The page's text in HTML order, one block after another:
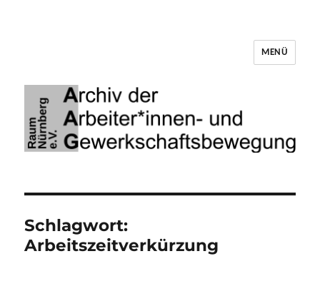
Gewerkschaftsbewegung Raum Nürnberg
MENÜ
Schlagwort:
Arbeitszeitverkürzung